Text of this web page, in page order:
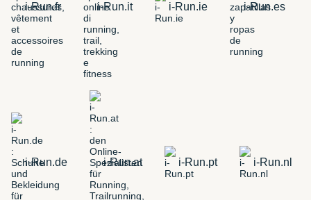
i-Run.fr i-Run.it i-Run.ie i-Run.es
i-Run.de i-Run.at i-Run.pt i-Run.nl